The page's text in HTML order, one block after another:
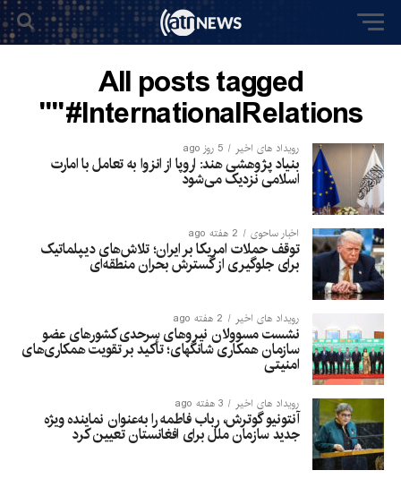
All posts tagged
"#InternationalRelations"
رویداد های اخیر 5 روز ago
بنیاد پژوهشی هند: اروپا از انزوا به تعامل با امارت
اسلامی نزدیک می‌شود
اخبار ساحوی 2 هفته ago
توقف حملات امریکا بر ایران؛ تلاش‌های دیپلماتیک
برای جلوگیری از گسترش بحران منطقه‌ای
رویداد های اخیر 2 هفته ago
نشست مسوولان نیروهای سرحدی کشورهای عضو
سازمان همکاری شانگهای؛ تأکید بر تقویت همکاری‌های
امنیتی
رویداد های اخیر 3 هفته ago
آنتونیو گوترش، رباب فاطمه را به‌عنوان نماینده ویژه
جدید سازمان ملل برای افغانستان تعیین کرد